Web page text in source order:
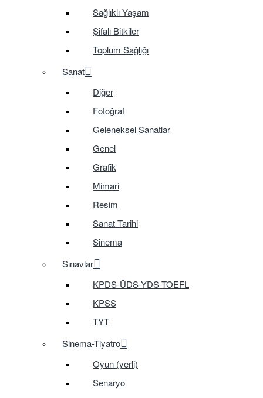
Sağlıklı Yaşam
Şifalı Bitkiler
Toplum Sağlığı
Sanat
Diğer
Fotoğraf
Geleneksel Sanatlar
Genel
Grafik
Mimari
Resim
Sanat Tarihi
Sinema
Sınavlar
KPDS-ÜDS-YDS-TOEFL
KPSS
TYT
Sinema-Tiyatro
Oyun (yerli)
Senaryo